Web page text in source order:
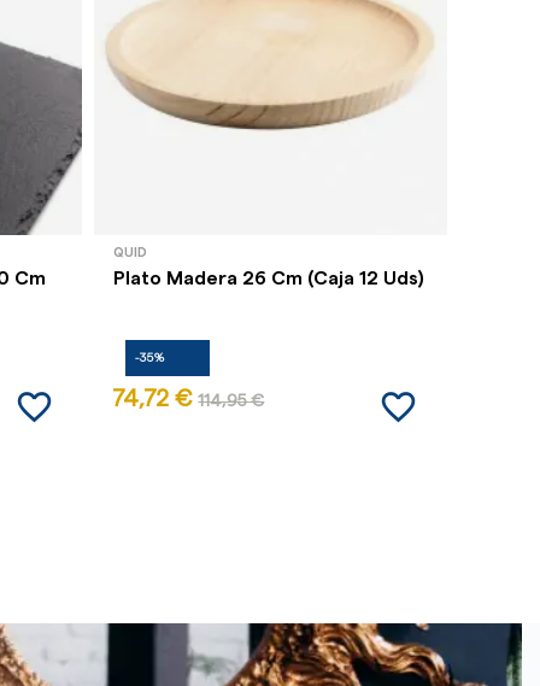
Cm
favorite_border
QUID
Plato Madera 26 Cm (Caja 12 Uds)
-35%
74,72 € 114,95 € favorite_border